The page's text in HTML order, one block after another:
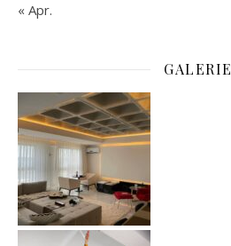
« Apr.
GALERIE